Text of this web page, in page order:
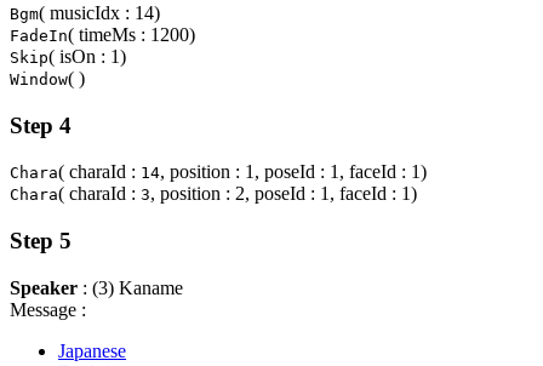
Bgm( musicIdx : 14)
FadeIn( timeMs : 1200)
Skip( isOn : 1)
Window( )
Step 4
Chara( charaId : 14, position : 1, poseId : 1, faceId : 1)
Chara( charaId : 3, position : 2, poseId : 1, faceId : 1)
Step 5
Speaker : (3) Kaname
Message :
Japanese